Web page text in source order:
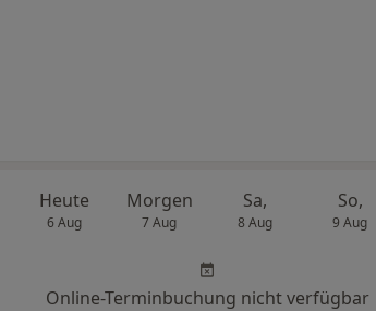
Heute
6 Aug
Morgen
7 Aug
Sa,
8 Aug
So,
9 Aug
Online-Terminbuchung nicht verfügbar